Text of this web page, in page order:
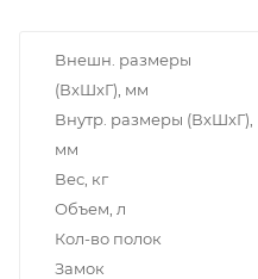
Внешн. размеры
(ВxШxГ), мм
Внутр. размеры (ВxШxГ),
мм
Вес, кг
Объем, л
Кол-во полок
Замок